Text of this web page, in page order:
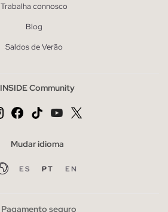
Trabalha connosco
Blog
Saldos de Verão
INSIDE Community
Mudar idioma
ES PT EN
Pagamento seguro